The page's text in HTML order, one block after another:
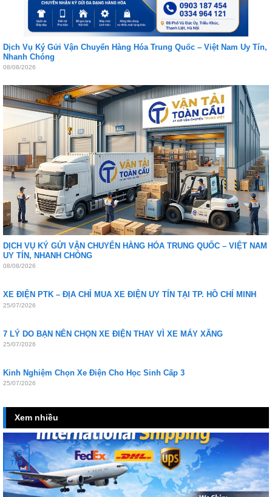
Dịch Vụ Ký Gửi Vận Chuyển Hàng Hóa Trung Quốc – Việt Nam Uy Tín,
Nhanh Chóng
08/08/2026
DỊCH VỤ KÝ GỬI VẬN CHUYỂN HÀNG HÓA TRUNG QUỐC – VIỆT NAM
UY TÍN, NHANH CHÓNG
08/08/2026
XE ĐIỆN PTK – ĐỊA CHỈ MUA XE ĐIỆN UY TÍN TẠI TP. HỒ CHÍ MINH
25/07/2026
7 LÝ DO BẠN NÊN CHỌN XE ĐIỆN THAY VÌ XE MÁY XĂNG
25/07/2026
Kinh Nghiệm Chọn Xe Điện Cho Học Sinh Cấp 3
25/07/2026
Xem nhiều
16
Th9